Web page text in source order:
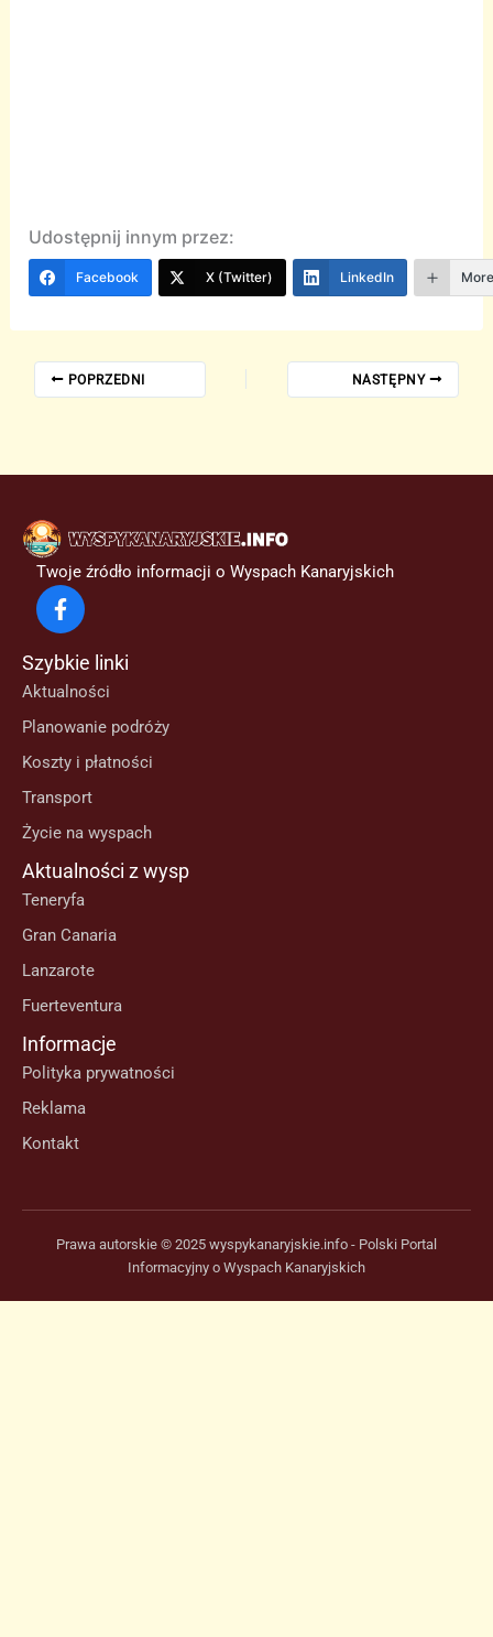
Udostępnij innym przez:
Facebook X (Twitter) LinkedIn
POPRZEDNI NASTĘPNY
Twoje źródło informacji o Wyspach Kanaryjskich
Szybkie linki
Aktualności
Planowanie podróży
Koszty i płatności
Transport
Życie na wyspach
Aktualności z wysp
Teneryfa
Gran Canaria
Lanzarote
Fuerteventura
Informacje
Polityka prywatności
Reklama
Kontakt
Prawa autorskie © 2025 wyspykanaryjskie.info - Polski Portal
Informacyjny o Wyspach Kanaryjskich